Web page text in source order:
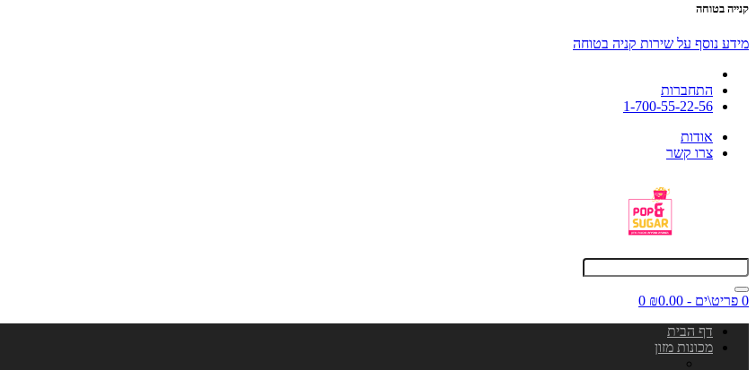
קנייה בטוחה
מידע נוסף על שירות קניה בטוחה
התחברות
1-700-55-22-56
אודות
צרו קשר
0 פריט\ים - ₪0.00
0
דף הבית
מכונות מזון